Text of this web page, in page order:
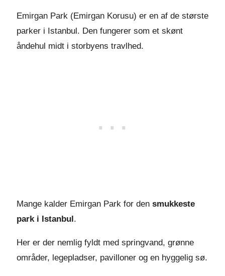
Emirgan Park (Emirgan Korusu) er en af de største
parker i Istanbul. Den fungerer som et skønt
åndehul midt i storbyens travlhed.
Mange kalder Emirgan Park for den smukkeste
park i Istanbul .
Her er der nemlig fyldt med springvand, grønne
områder, legepladser, pavilloner og en hyggelig sø.